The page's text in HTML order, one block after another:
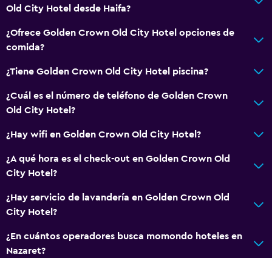
Caja fuerte
Servicio de habitaciones
Tina de baño
Secador de pelo
Aseo
Papel higiénico
Ducha
Salud y seguridad
Old City Hotel desde Haifa?
¿Ofrece Golden Crown Old City Hotel opciones de
comida?
¿Tiene Golden Crown Old City Hotel piscina?
¿Cuál es el número de teléfono de Golden Crown
Old City Hotel?
¿Hay wifi en Golden Crown Old City Hotel?
¿A qué hora es el check-out en Golden Crown Old
City Hotel?
¿Hay servicio de lavandería en Golden Crown Old
City Hotel?
¿En cuántos operadores busca momondo hoteles en
Nazaret?